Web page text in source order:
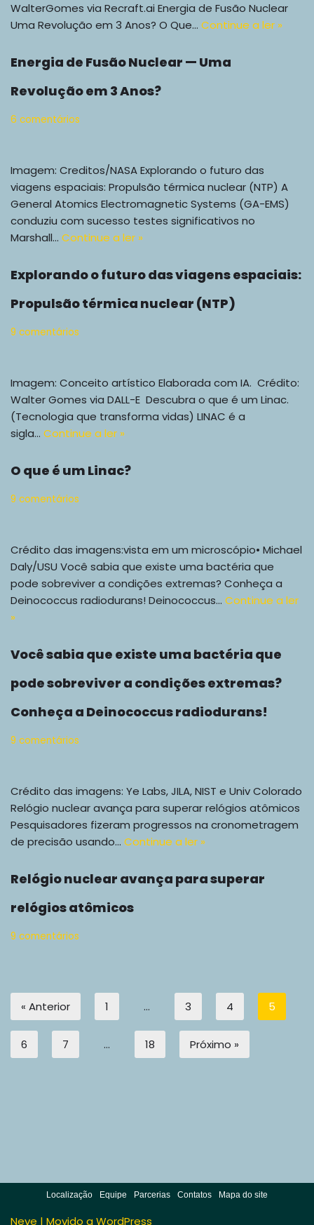
WalterGomes via Recraft.ai Energia de Fusão Nuclear
Uma Revolução em 3 Anos? O Que… Continue a ler »
Energia de Fusão Nuclear — Uma
Revolução em 3 Anos?
6 comentários
Imagem: Creditos/NASA Explorando o futuro das
viagens espaciais: Propulsão térmica nuclear (NTP) A
General Atomics Electromagnetic Systems (GA-EMS)
conduziu com sucesso testes significativos no
Marshall… Continue a ler »
Explorando o futuro das viagens espaciais:
Propulsão térmica nuclear (NTP)
9 comentários
Imagem: Conceito artístico Elaborada com IA. Crédito:
Walter Gomes via DALL-E Descubra o que é um Linac.
(Tecnologia que transforma vidas) LINAC é a
sigla… Continue a ler »
O que é um Linac?
9 comentários
Crédito das imagens:vista em um microscópio• Michael
Daly/USU Você sabia que existe uma bactéria que
pode sobreviver a condições extremas? Conheça a
Deinococcus radiodurans! Deinococcus… Continue a ler
»
Você sabia que existe uma bactéria que
pode sobreviver a condições extremas?
Conheça a Deinococcus radiodurans!
9 comentários
Crédito das imagens: Ye Labs, JILA, NIST e Univ Colorado
Relógio nuclear avança para superar relógios atômicos
Pesquisadores fizeram progressos na cronometragem
de precisão usando… Continue a ler »
Relógio nuclear avança para superar
relógios atômicos
9 comentários
« Anterior 1 … 3 4 5
6 7 … 18 Próximo »
Localização Equipe Parcerias Contatos Mapa do site
Neve | Movido aWordPress